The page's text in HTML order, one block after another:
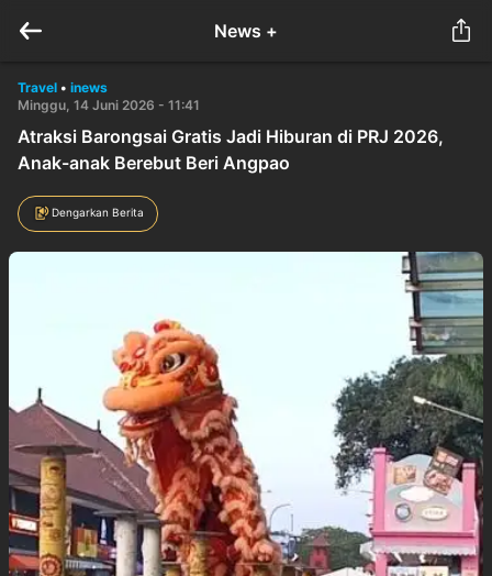
News +
Travel • inews
Minggu, 14 Juni 2026 - 11:41
Atraksi Barongsai Gratis Jadi Hiburan di PRJ 2026,
Anak-anak Berebut Beri Angpao
Dengarkan Berita